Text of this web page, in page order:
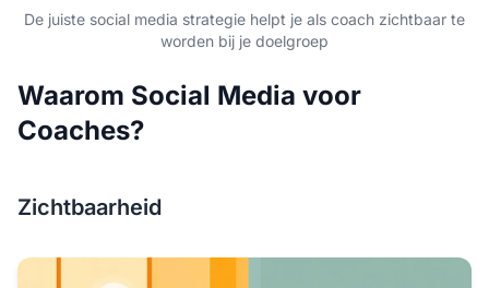
De juiste social media strategie helpt je als coach zichtbaar te
worden bij je doelgroep
Waarom Social Media voor
Coaches?
Zichtbaarheid